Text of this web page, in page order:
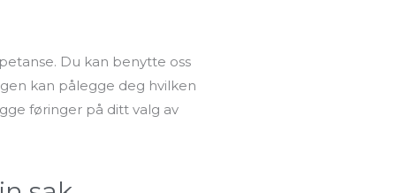
Du kan benytte oss
kan pålegge deg hvilken
føringer på ditt valg av